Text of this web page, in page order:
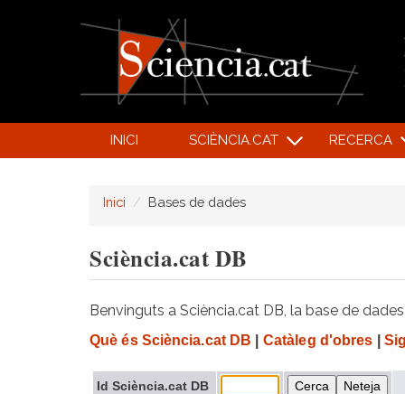
INICI SCIÈNCIA.CAT RECERCA
Inici Bases de dades
Sciència.cat DB
Benvinguts a Sciència.cat DB, la base de
Què és Sciència.cat DB Catàleg d'obres
Id Sciència.cat DB